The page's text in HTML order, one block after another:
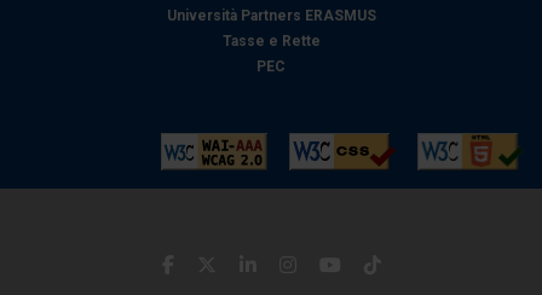
Università Partners ERASMUS
Tasse e Rette
PEC